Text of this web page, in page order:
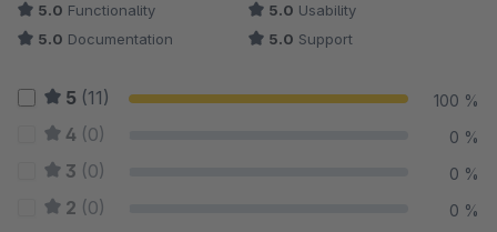
5.0 Functionality 5.0 Usability
5.0 Documentation 5.0 Support
5 (11) 100 %
4 (0) 0 %
3 (0) 0 %
2 (0) 0 %